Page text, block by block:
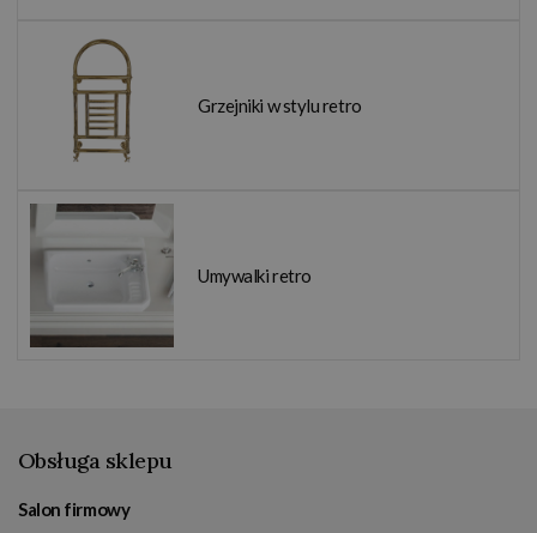
Grzejniki w stylu retro
Umywalki retro
Obsługa sklepu
Salon firmowy